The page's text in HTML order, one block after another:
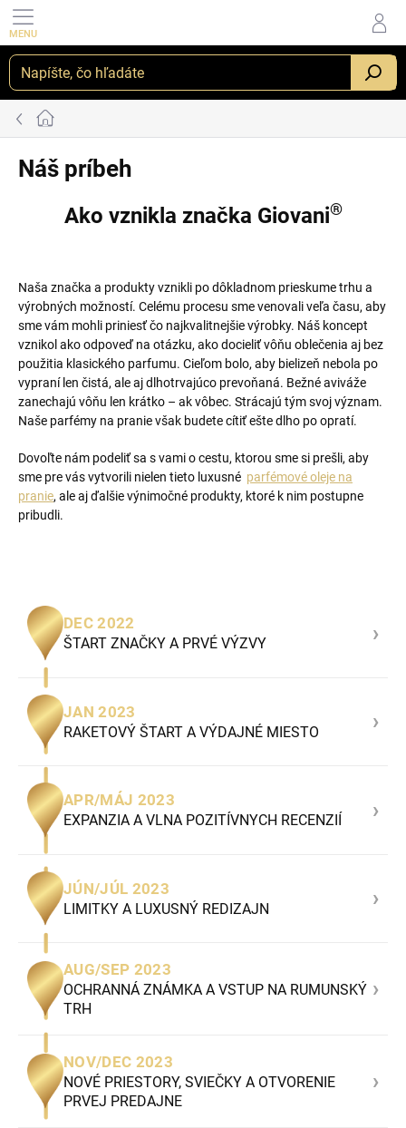
Prejsť
na
obsah
_
Domov
Náš príbeh
Ako vznikla značka Giovani®
Naša značka a produkty vznikli po dôkladnom prieskume trhu a
výrobných možností. Celému procesu sme venovali veľa času, aby
sme vám mohli priniesť čo najkvalitnejšie výrobky. Náš koncept
vznikol ako odpoveď na otázku, ako docieliť vôňu oblečenia aj bez
použitia klasického parfumu. Cieľom bolo, aby bielizeň nebola po
vypraní len čistá, ale aj dlhotrvajúco prevoňaná. Bežné aviváže
zanechajú vôňu len krátko – ak vôbec. Strácajú tým svoj význam.
Naše parfémy na pranie však budete cítiť ešte dlho po opratí.
Dovoľte nám podeliť sa s vami o cestu, ktorou sme si prešli, aby
sme pre vás vytvorili nielen tieto luxusné parfémové oleje na
pranie, ale aj ďalšie výnimočné produkty, ktoré k nim postupne
pribudli.
DEC 2022
ŠTART ZNAČKY A PRVÉ VÝZVY ›
JAN 2023
RAKETOVÝ ŠTART A VÝDAJNÉ MIESTO ›
APR/MÁJ 2023
EXPANZIA A VLNA POZITÍVNYCH RECENZIÍ ›
JÚN/JÚL 2023
LIMITKY A LUXUSNÝ REDIZAJN ›
AUG/SEP 2023
OCHRANNÁ ZNÁMKA A VSTUP NA RUMUNSKÝ
TRH
›
NOV/DEC 2023
NOVÉ PRIESTORY, SVIEČKY A OTVORENIE
PRVEJ PREDAJNE
›